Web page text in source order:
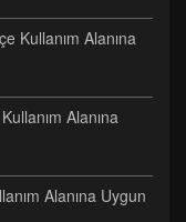
Kullanım Alanına
Alanına
Alanına Uygun